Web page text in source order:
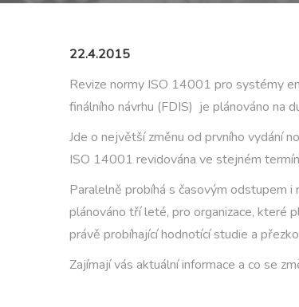
22.4.2015
Revize normy ISO 14001 pro systémy
finálního návrhu (FDIS) je plánováno na
Jde o největší změnu od prvního vydání
ISO 14001 revidována ve stejném
Paralelně probíhá s časovým odstupem
plánováno tří leté, pro organizace, které
právě probíhající hodnotící studie a
Zajímají vás aktuální informace a co se